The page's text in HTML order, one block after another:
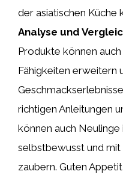
der asiatischen Küche
Analyse und
Produkte können
Fähigkeiten erweitern
richtigen Anleitungen
können auch Neulinge
selbstbewusst und
zaubern. Guten